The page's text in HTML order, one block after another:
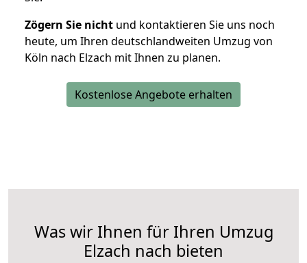
Zögern Sie nicht und kontaktieren Sie uns noch
heute, um Ihren deutschlandweiten Umzug von
Köln nach Elzach mit Ihnen zu planen.
Kostenlose Angebote erhalten
Was wir Ihnen für Ihren Umzug
Elzach nach bieten